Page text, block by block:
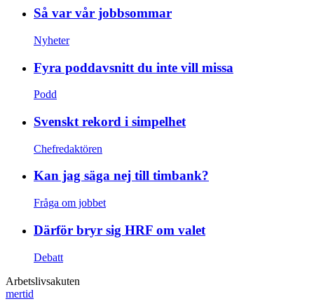
Så var vår jobbsommar
Nyheter
Fyra poddavsnitt du inte vill missa
Podd
Svenskt rekord i simpelhet
Chefredaktören
Kan jag säga nej till timbank?
Fråga om jobbet
Därför bryr sig HRF om valet
Debatt
Arbetslivsakuten
mertid